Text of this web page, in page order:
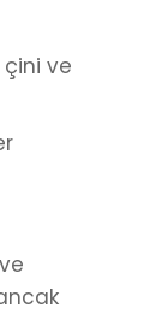
ve